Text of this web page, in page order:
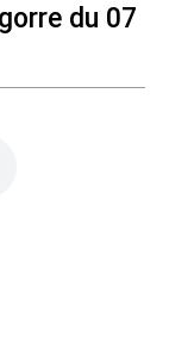
du 07